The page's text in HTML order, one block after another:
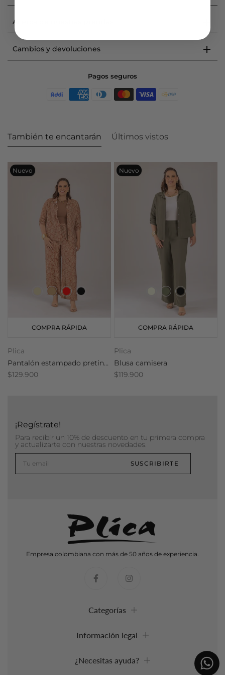
Acerca de nuestras prendas
Cambios y devoluciones
Pagos seguros
También te encantarán Últimos vistos
Nuevo
COMPRA RÁPIDA
Plica
Pantalón estampado pretina resortada
$129.900
Nuevo
COMPRA RÁPIDA
Plica
Blusa camisera
$119.900
¡Regístrate!
Para recibir un 10% de descuento en tu primera compra
y actualizarte con nuestras novedades.
SUSCRIBIRTE
Empresa colombiana con más de 50 años de experiencia.
Categorías
Información legal
¿Necesitas ayuda?